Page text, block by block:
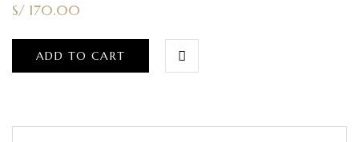
S/ 170.00
ADD TO CART